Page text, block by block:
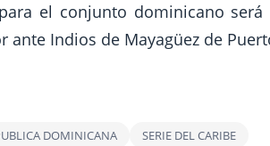
el conjunto dominicano será
ante Indios de Mayagüez de
DOMINICANA SERIE DEL CARIBE